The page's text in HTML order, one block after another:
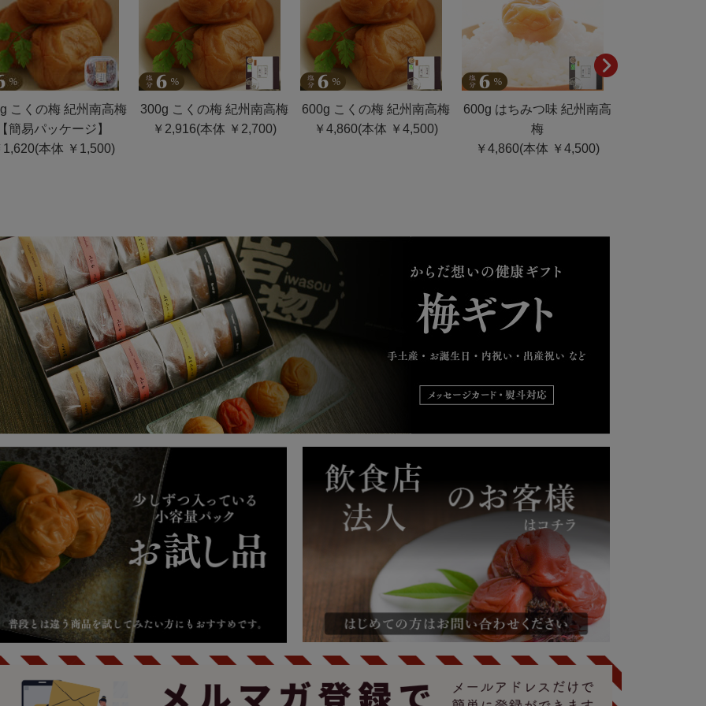
こくの梅 紀州南高梅
簡易パッケージ】
1,620(本体 ￥1,500)
300g こくの梅 紀州南高梅
￥2,916(本体 ￥2,700)
600g こくの梅 紀州南高梅
￥4,860(本体 ￥4,500)
600g はちみつ味 紀州南高
梅
￥4,860(本体 ￥4,500)